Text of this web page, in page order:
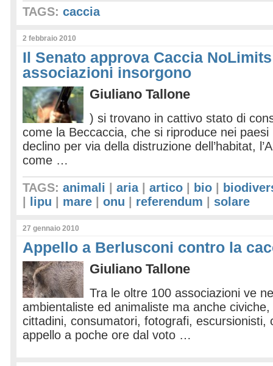
TAGS: caccia
2 febbraio 2010
Il Senato approva Caccia
associazioni insorgono
Giuliano Tallone
) si trovano in cattivo stato di
come la Beccaccia, che si riproduce nei
declino per via della distruzione dell’habitat,
come …
TAGS: animali aria| artico bio
lipu mare onu referendum solare
27 gennaio 2010
Appello a Berlusconi contro la
Giuliano Tallone
Tra le oltre 100 associazioni ve
ambientaliste ed animaliste ma anche
cittadini, consumatori, fotografi, escursionisti,
appello a poche ore dal voto …